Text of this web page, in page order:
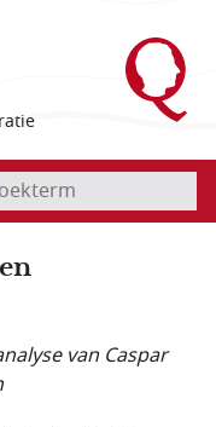
zoekterm
van Caspar